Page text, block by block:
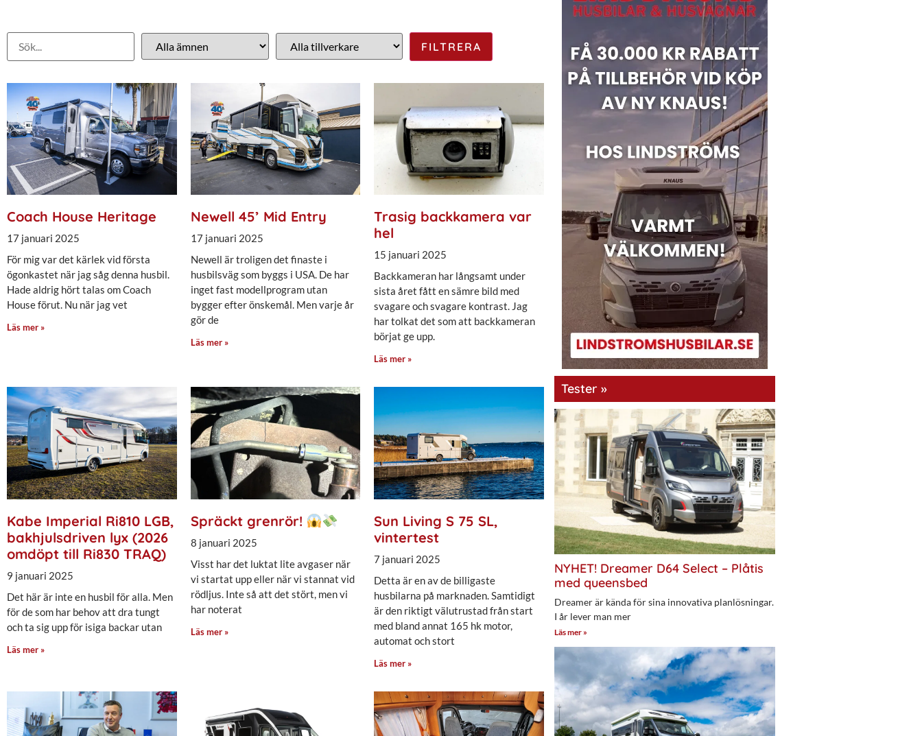
Coach House Heritage
17 januari 2025
För mig var det kärlek vid första
ögonkastet när jag såg denna husbil.
Hade aldrig hört talas om Coach
House förut. Nu när jag vet
Läs mer »
Newell 45’ Mid Entry
17 januari 2025
Newell är troligen det finaste i
husbilsväg som byggs i USA. De har
inget fast modellprogram utan
bygger efter önskemål. Men varje år
gör de
Läs mer »
Trasig backkamera var
hel
15 januari 2025
Backkameran har långsamt under
sista året fått en sämre bild med
svagare och svagare kontrast. Jag
har tolkat det som att backkameran
börjat ge upp.
Läs mer »
Kabe Imperial Ri810 LGB,
bakhjulsdriven lyx (2026
omdöpt till Ri830 TRAQ)
9 januari 2025
Det här är inte en husbil för alla. Men
för de som har behov att dra tungt
och ta sig upp för isiga backar utan
Läs mer »
Spräckt grenrör!
8 januari 2025
Visst har det luktat lite avgaser när
vi startat upp eller när vi stannat vid
rödljus. Inte så att det stört, men vi
har noterat
Läs mer »
Sun Living S 75 SL,
vintertest
7 januari 2025
Detta är en av de billigaste
husbilarna på marknaden. Samtidigt
är den riktigt välutrustad från start
med bland annat 165 hk motor,
automat och stort
Läs mer »
Tester »
NYHET! Dreamer D64 Select – Plåtis
med queensbed
Dreamer är kända för sina innovativa planlösningar.
I år lever man mer
Läs mer »